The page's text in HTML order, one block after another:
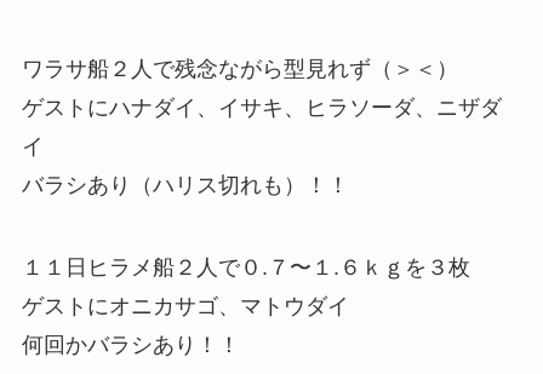
ワラサ船２人で残念ながら型見れず（＞＜）
ゲストにハナダイ、イサキ、ヒラソーダ、ニザダ
イ
バラシあり（ハリス切れも）！！
１１日ヒラメ船２人で０.７〜１.６ｋｇを３枚
ゲストにオニカサゴ、マトウダイ
何回かバラシあり！！